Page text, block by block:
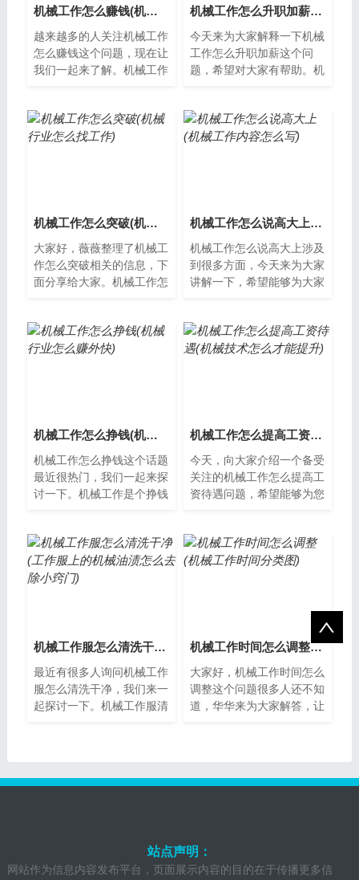
机械工作怎么赚钱(机械行业如何月薪过万)
越来越多的人关注机械工作
怎么赚钱这个问题，现在让
我们一起来了解。机械工作
现代社会的...
机械工作怎么升职加薪(机械行业想转行转什么好)
今天来为大家解释一下机械
工作怎么升职加薪这个问
题，希望对大家有帮助。机
及到制造、设...
机械工作怎么突破(机械行业怎么找工作)
大家好，薇薇整理了机械工
作怎么突破相关的信息，下
面分享给大家。机械工作怎
的技能和经...
机械工作怎么说高大上(机械工作内容怎么写)
机械工作怎么说高大上涉及
到很多方面，今天来为大家
讲解一下，希望能够为大家
是一种高科...
机械工作怎么挣钱(机械行业怎么赚外快)
机械工作怎么挣钱这个话题
最近很热门，我们一起来探
讨一下。机械工作是个挣钱
在很短的时...
机械工作怎么提高工资待遇(机械技术怎么才能提升)
今天，向大家介绍一个备受
关注的机械工作怎么提高工
资待遇问题，希望能够为您
工资待遇机...
机械工作服怎么清洗干净(工作服上的机械油渍怎么去除小窍门)
最近有很多人询问机械工作
服怎么清洗干净，我们来一
起探讨一下。机械工作服清
机械工作时间怎么调整(机械工作时间分类图)
大家好，机械工作时间怎么
调整这个问题很多人还不知
道，华华来为大家解答，让
站点声明：
网站作为信息内容发布平台，页面展示内容的目的在于传播更多信